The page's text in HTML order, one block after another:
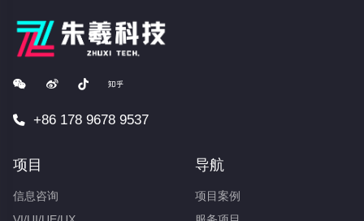
+86 178 9678 9537
项目
信息咨询
导航
项目案例